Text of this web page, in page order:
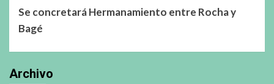
Se concretará Hermanamiento entre Rocha y
Bagé
Archivo